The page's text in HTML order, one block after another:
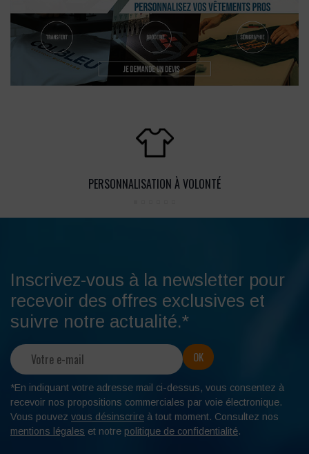
PERSONNALISATION À VOLONTÉ
Inscrivez-vous à la newsletter pour
recevoir des offres exclusives et
suivre notre actualité.*
*En indiquant votre adresse mail ci-dessus, vous consentez à
recevoir nos propositions commerciales par voie électronique.
Vous pouvez vous désinscrire à tout moment. Consultez nos
mentions légales et notre politique de confidentialité.